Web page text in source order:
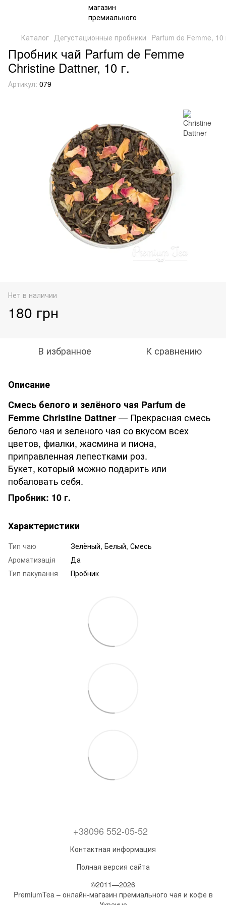
Каталог Дегустационные пробники Parfum de Femme, 10
Пробник чай Parfum de Femme
Christine Dattner, 10 г.
Артикул: 079
Нет в наличии
180 грн
В избранное К сравнению
Описание
Смесь белого и зелёного чая Parfum de
Femme Christine Dattner— Прекрасная смесь
белого чая и зеленого чая со вкусом всех
цветов, фиалки, жасмина и пиона,
приправленная лепестками роз.
Букет, который можно подарить или
побаловать себя.
Пробник: 10 г.
Характеристики
Тип чаю
Зелёный, Белый, Смесь
Ароматизація
Да
Тип пакування
Пробник
+38096 552-05-52
Контактная информация
Полная версия сайта
©2011—2026
PremiumTea – онлайн-магазин премиального чая и кофе в